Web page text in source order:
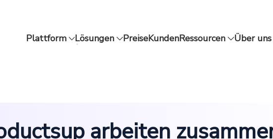
Plattform Lösungen PreiseKundenRessourcen Über uns
arbeiten